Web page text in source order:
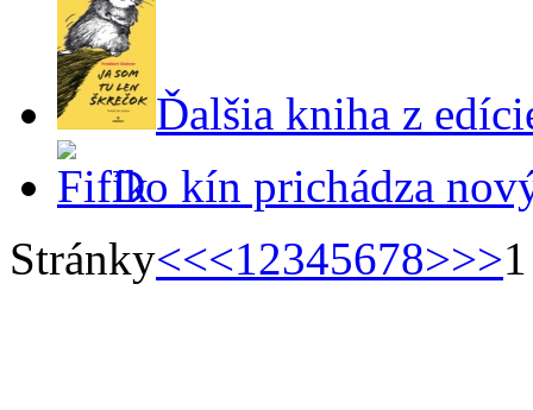
Ďalšia kniha z
Do kín prichádza
Stránky<<<12345678>>>